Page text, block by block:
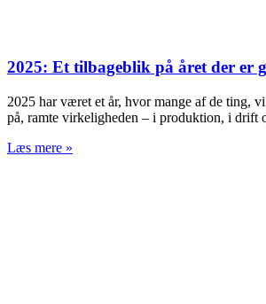
2025: Et tilbageblik på året der er
2025 har været et år, hvor mange af de ting,
på, ramte virkeligheden – i produktion, i drift
Læs mere »